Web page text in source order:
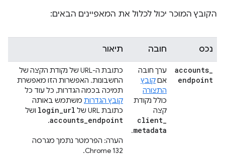
הקובץ המוכר יכול לכלול את המאפיינים הבאים:
נכס חובה תיאור
accounts_
endpoint
ערך חובה
אםקובץ
התצורה
כולל נקודת
קצה
client_
metadata
.
כתובת ה-URL של נקודת הקצה של
החשבונות. האפשרות הזו מאפשרת
תמיכה בכמה הגדרות, כל עוד כל
קובץ הגדרות משתמש באותה
כתובת URL של
login_url ושל
accounts_endpoint
.
הערה: הפרמטר נתמך מגרסה
Chrome 132.